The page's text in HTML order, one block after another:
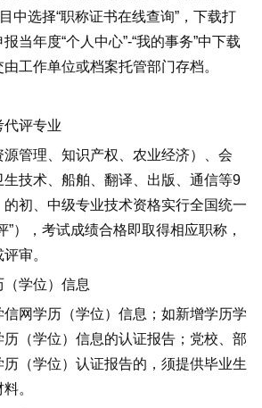
中选择“职称证书在线查询”，下载打
当年度“个人中心”-“我的事务”中下载
工作单位或档案托管部门存档。
代评专业
管理、知识产权、农业经济）、会
技术、船舶、翻译、出版、通信等9
初、中级专业技术资格实行全国统一
”），考试成绩合格即取得相应职称，
审。
（学位）信息
信网学历（学位）信息；如新增学历学
（学位）信息的认证报告；党校、部
（学位）认证报告的，须提供毕业生
。